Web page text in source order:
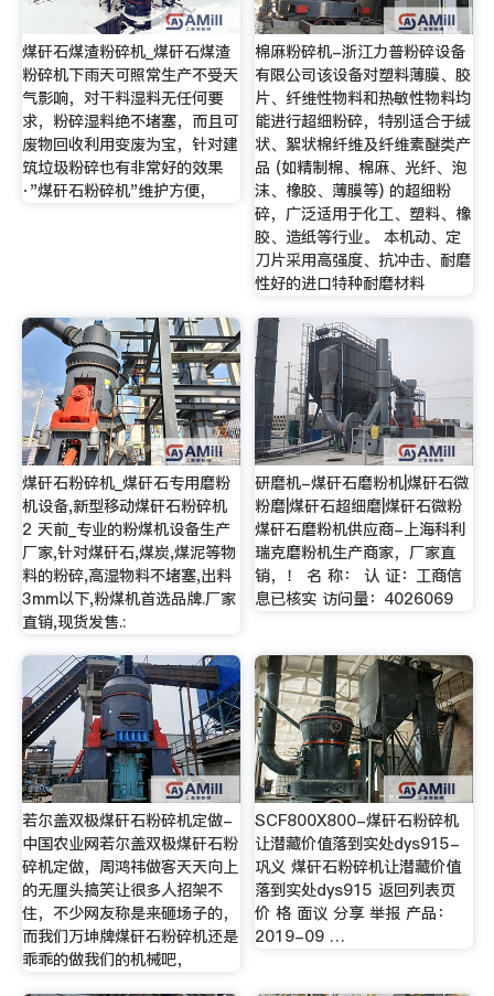
煤矸石煤渣粉碎机_煤矸石煤渣
粉碎机下雨天可照常生产不受天
气影响，对干料湿料无任何要
求，粉碎湿料绝不堵塞，而且可
废物回收利用变废为宝，针对建
筑垃圾粉碎也有非常好的效果
·"煤矸石粉碎机"维护方便，
棉麻粉碎机-浙江力普粉碎设备
有限公司该设备对塑料薄膜、胶
片、纤维性物料和热敏性物料均
能进行超细粉碎，特别适合于绒
状、絮状棉纤维及纤维素醚类产
品 (如精制棉、棉麻、光纤、泡
沫、橡胶、薄膜等) 的超细粉
碎，广泛适用于化工、塑料、橡
胶、造纸等行业。 本机动、定
刀片采用高强度、抗冲击、耐磨
性好的进口特种耐磨材料
煤矸石粉碎机_煤矸石专用磨粉
机设备,新型移动煤矸石粉碎机
2 天前_专业的粉煤机设备生产
厂家,针对煤矸石,煤炭,煤泥等物
料的粉碎,高湿物料不堵塞,出料
3mm以下,粉煤机首选品牌.厂家
直销,现货发售.:
研磨机-煤矸石磨粉机|煤矸石微
粉磨|煤矸石超细磨|煤矸石微粉
煤矸石磨粉机供应商-上海科利
瑞克磨粉机生产商家，厂家直
销，！ 名 称： 认 证：工商信
息已核实 访问量：4026069
若尔盖双极煤矸石粉碎机定做-
中国农业网若尔盖双极煤矸石粉
碎机定做，周鸿祎做客天天向上
的无厘头搞笑让很多人招架不
住，不少网友称是来砸场子的，
而我们万坤牌煤矸石粉碎机还是
乖乖的做我们的机械吧，
SCF800X800-煤矸石粉碎机
让潜藏价值落到实处dys915-
巩义 煤矸石粉碎机让潜藏价值
落到实处dys915 返回列表页
价 格 面议 分享 举报 产品：
2019-09 …